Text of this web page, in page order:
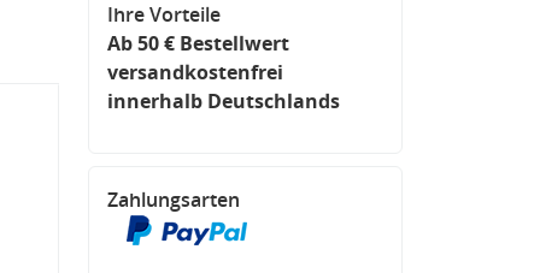
Ihre Vorteile
Ab 50 € Bestellwert
versandkostenfrei
innerhalb Deutschlands
Zahlungsarten